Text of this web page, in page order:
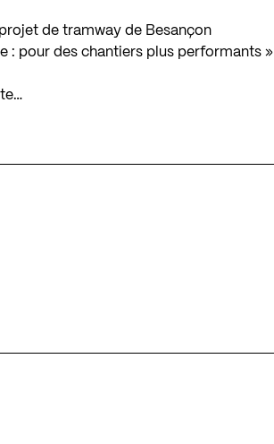
de tramway de Besançon
: pour des chantiers plus performants »